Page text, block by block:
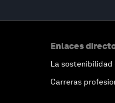
Enlaces
La sostenibilidad
Carreras